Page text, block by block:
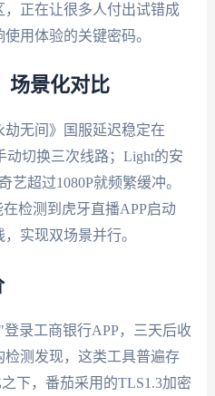
正在让很多人付出试错成
用体验的关键密码。
场景化对比
无间》国服延迟稳定在
动切换三次线路；Light的安
艺超过1080P就频繁缓冲。
检测到虎牙直播APP启动
实现双场景并行。
录工商银行APP，三天后收
测发现，这类工具普遍存
下，番茄采用的TLS1.3加密